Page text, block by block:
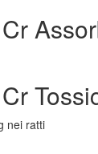
nei ratti